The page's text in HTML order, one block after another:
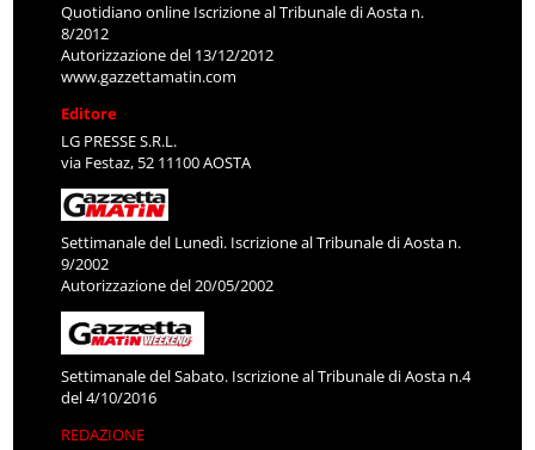
Quotidiano online Iscrizione al Tribunale di Aosta n.
8/2012
Autorizzazione del 13/12/2012
www.gazzettamatin.com
Editore
LG PRESSE S.R.L.
via Festaz, 52 11100 AOSTA
Settimanale del Lunedì. Iscrizione al Tribunale di Aosta n.
9/2002
Autorizzazione del 20/05/2002
Settimanale del Sabato. Iscrizione al Tribunale di Aosta n.4
del 4/10/2016
REDAZIONE